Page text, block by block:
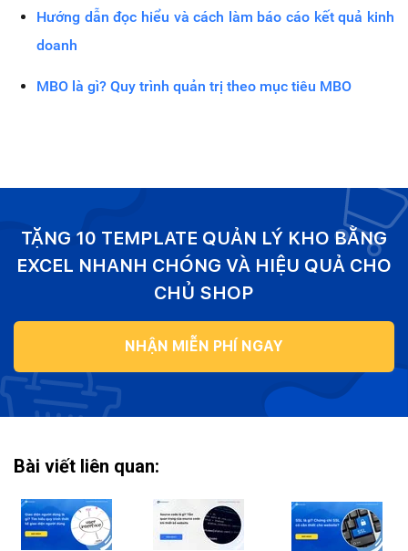
Hướng dẫn đọc hiểu và cách làm báo cáo kết quả kinh
doanh
MBO là gì? Quy trình quản trị theo mục tiêu MBO
TẶNG 10 TEMPLATE QUẢN LÝ KHO BẰNG
EXCEL NHANH CHÓNG VÀ HIỆU QUẢ CHO
CHỦ SHOP
NHẬN MIỄN PHÍ NGAY
Bài viết liên quan: